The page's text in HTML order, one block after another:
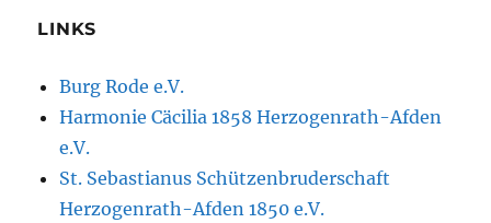
LINKS
Burg Rode e.V.
Harmonie Cäcilia 1858 Herzogenrath-Afden
e.V.
St. Sebastianus Schützenbruderschaft
Herzogenrath-Afden 1850 e.V.